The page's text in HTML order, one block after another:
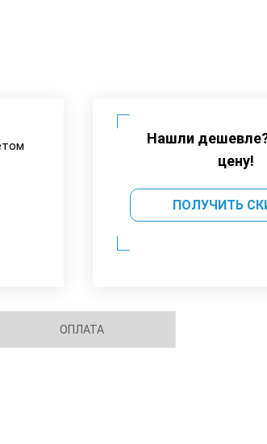
Нашли
цену!
ПОЛУЧИТЬ
ОПЛАТА